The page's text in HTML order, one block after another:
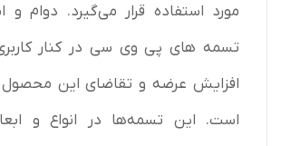
مورد استفاده قرار می‌گیرد. دوام و
تسمه های پی وی سی در کنار
افزایش عرضه و تقاضای این محصول
است. این تسمه‌ها در انواع و